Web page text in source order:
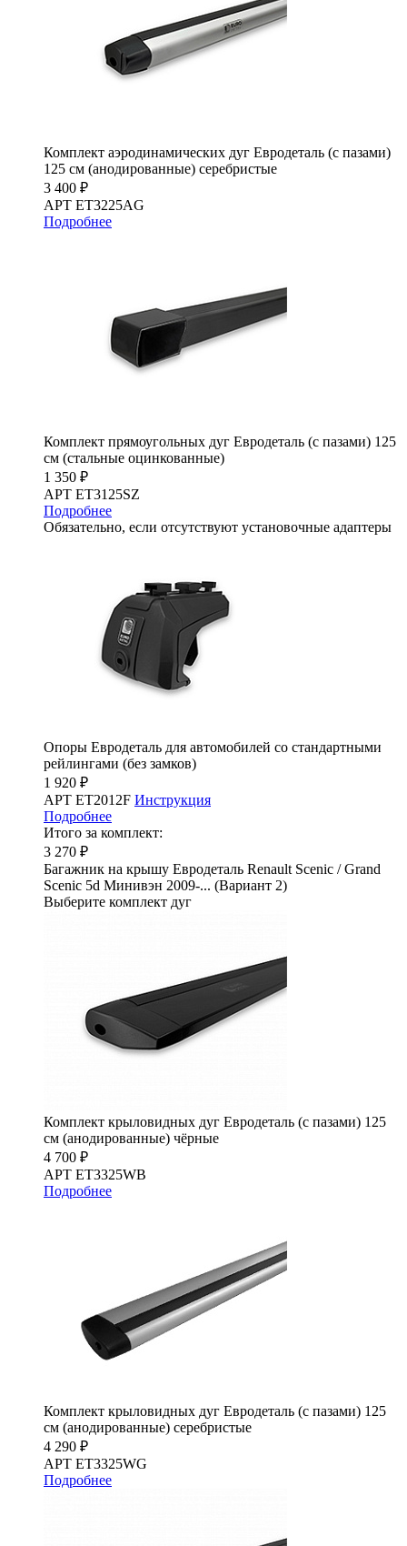
Комплект аэродинамических дуг Евродеталь (с пазами)
125 см (анодированные) серебристые
3 400 ₽
АРТ ET3225AG
Подробнее
Комплект прямоугольных дуг Евродеталь (с пазами) 125
см (стальные оцинкованные)
1 350 ₽
АРТ ET3125SZ
Подробнее
Обязательно, если отсутствуют установочные адаптеры
Опоры Евродеталь для автомобилей со стандартными
рейлингами (без замков)
1 920 ₽
АРТ ET2012F Инструкция
Подробнее
Итого за комплект:
3 270 ₽
Багажник на крышу Евродеталь Renault Scenic / Grand
Scenic 5d Минивэн 2009-... (Вариант 2)
Выберите комплект дуг
Комплект крыловидных дуг Евродеталь (с пазами) 125
см (анодированные) чёрные
4 700 ₽
АРТ ET3325WB
Подробнее
Комплект крыловидных дуг Евродеталь (с пазами) 125
см (анодированные) серебристые
4 290 ₽
АРТ ET3325WG
Подробнее